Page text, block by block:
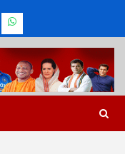
Whatsapp